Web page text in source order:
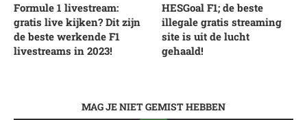
Formule 1 livestream:
gratis live kijken? Dit zijn
de beste werkende F1
livestreams in 2023!
HESGoal F1; de beste
illegale gratis streaming
site is uit de lucht
gehaald!
MAG JE NIET GEMIST HEBBEN